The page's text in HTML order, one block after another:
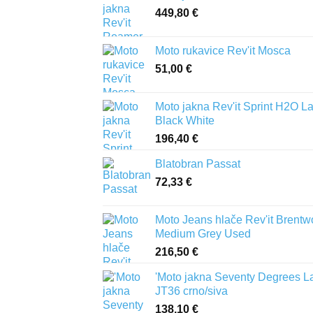
449,80 €
Moto rukavice Rev'it Mosca
51,00 €
Moto jakna Rev'it Sprint H2O
Black White
196,40 €
Blatobran Passat
72,33 €
Moto Jeans hlače Rev'it
Medium Grey Used
216,50 €
'Moto jakna Seventy Degrees
JT36 crno/siva
138,10 €